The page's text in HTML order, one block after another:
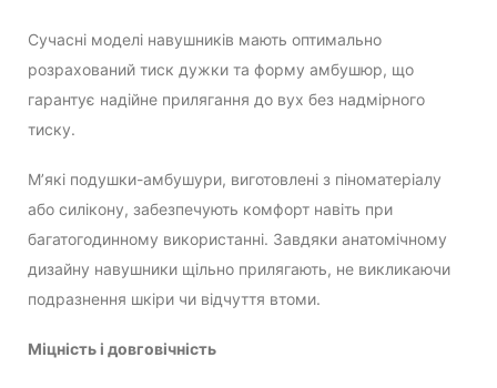
Сучасні моделі навушників мають оптимально
розрахований тиск дужки та форму амбушюр, що
гарантує надійне прилягання до вух без надмірного
тиску.
М’які подушки-амбушури, виготовлені з піноматеріалу
або силікону, забезпечують комфорт навіть при
багатогодинному використанні. Завдяки анатомічному
дизайну навушники щільно прилягають, не викликаючи
подразнення шкіри чи відчуття втоми.
Міцність і довговічність